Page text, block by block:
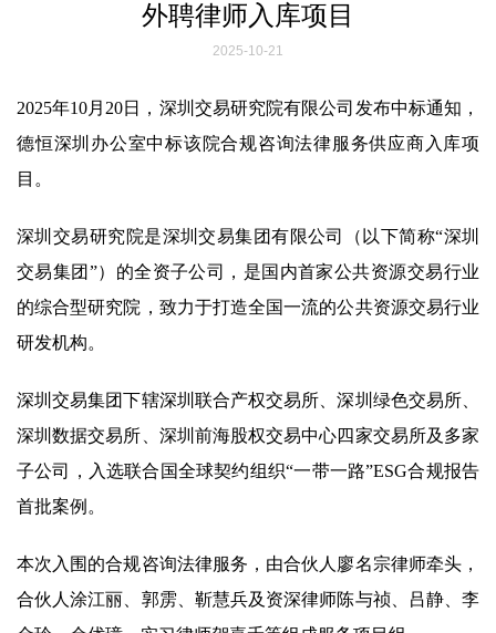
外聘律师入库项目
2025-10-21
2025年10月20日，深圳交易研究院有限公司发布中标通知，
德恒深圳办公室中标该院合规咨询法律服务供应商入库项
目。
深圳交易研究院是深圳交易集团有限公司（以下简称“深圳
交易集团”）的全资子公司，是国内首家公共资源交易行业
的综合型研究院，致力于打造全国一流的公共资源交易行业
研发机构。
深圳交易集团下辖深圳联合产权交易所、深圳绿色交易所、
深圳数据交易所、深圳前海股权交易中心四家交易所及多家
子公司，入选联合国全球契约组织“一带一路”ESG合规报告
首批案例。
本次入围的合规咨询法律服务，由合伙人廖名宗律师牵头，
合伙人涂江丽、郭雳、靳慧兵及资深律师陈与祯、吕静、李